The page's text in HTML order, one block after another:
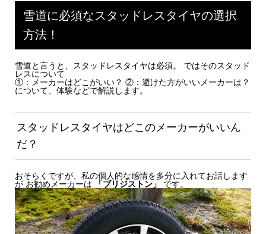
雪道に必須なスタッドレスタイヤの選択
方法！
雪道と言うと、スタッドレスタイヤは必須。 ではそのスタッド
レスについて
①：メーカーはどこがいい？ ②：避けた方がいいメーカーは？
について、体験などで解説します。
スタッドレスタイヤはどこのメーカーがいいん
だ？
おそらくですが、私の個人的な感情を多分に入れてお話します
が お勧めメーカーは
「ブリジストン」 です。